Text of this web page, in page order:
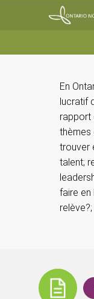
En
lucratif
rapport
thèmes
trouver
talent;
faire en